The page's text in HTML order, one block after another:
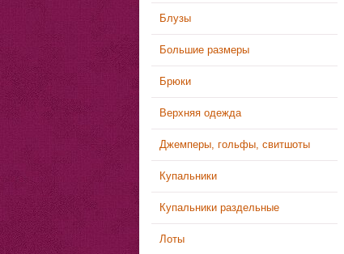
Блузы
Большие размеры
Брюки
Верхняя одежда
Джемперы, гольфы, свитшоты
Купальники
Купальники раздельные
Лоты